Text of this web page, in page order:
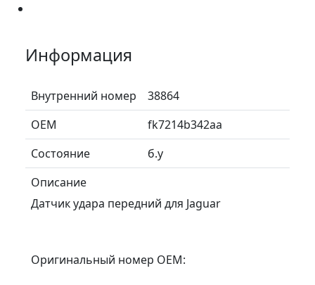
Информация
Внутренний номер
38864
ОЕМ
fk7214b342aa
Состояние
б.у
Описание
Датчик удара передний для Jaguar
Оригинальный номер OEM: